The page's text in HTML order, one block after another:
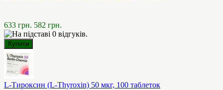
633 грн. 582 грн.
L-Тироксин (L-Thyroxin) 50 мкг, 100 таблеток